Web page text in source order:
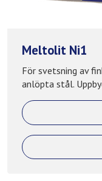
Meltolit Ni1
För svetsning av
anlöpta stål.